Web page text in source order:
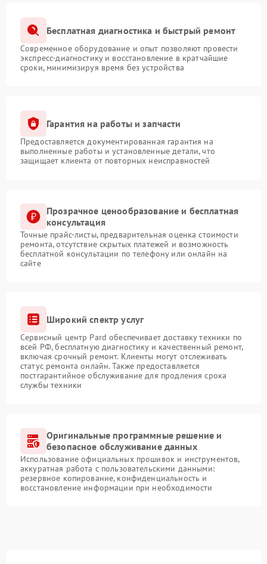
Бесплатная диагностика и быстрый ремонт
Современное оборудование и опыт позволяют провести
экспресс-диагностику и восстановление в кратчайшие
сроки, минимизируя время без устройства
Гарантия на работы и запчасти
Предоставляется документированная гарантия на
выполненные работы и установленные детали, что
защищает клиента от повторных неисправностей
Прозрачное ценообразование и бесплатная
консультация
Точные прайс-листы, предварительная оценка стоимости
ремонта, отсутствие скрытых платежей и возможность
бесплатной консультации по телефону или онлайн на
сайте
Широкий спектр услуг
Сервисный центр Pard обеспечивает доставку техники по
всей РФ, бесплатную диагностику и качественный ремонт,
включая срочный ремонт. Клиенты могут отслеживать
статус ремонта онлайн. Также предоставляется
постгарантийное обслуживание для продления срока
службы техники
Оригинальные программные решение и
безопасное обслуживание данных
Использование официальных прошивок и инструментов,
аккуратная работа с пользовательскими данными:
резервное копирование, конфиденциальность и
восстановление информации при необходимости